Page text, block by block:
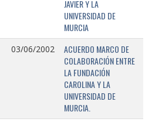
JAVIER Y LA
UNIVERSIDAD DE
MURCIA
03/06/2002
ACUERDO MARCO DE
COLABORACIÓN ENTRE
LA FUNDACIÓN
CAROLINA Y LA
UNIVERSIDAD DE
MURCIA.